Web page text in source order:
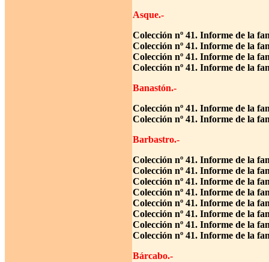
Asque.-
Colección nº 41. Informe de la
Colección nº 41. Informe de la
Colección nº 41. Informe de la
Colección nº 41. Informe de la
Banastón.-
Colección nº 41. Informe de la
Colección nº 41. Informe de la
Barbastro.-
Colección nº 41. Informe de la
Colección nº 41. Informe de la
Colección nº 41. Informe de la
Colección nº 41. Informe de la
Colección nº 41. Informe de la
Colección nº 41. Informe de la
Colección nº 41. Informe de la
Colección nº 41. Informe de la
Bárcabo.-